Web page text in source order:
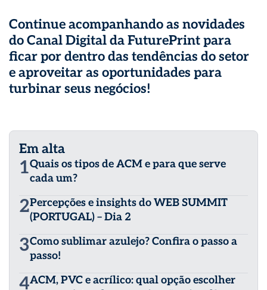
Continue acompanhando as novidades
doCanal Digital da FuturePrintpara
ficar por dentro das tendências do setor
e aproveitar as oportunidades para
turbinar seus negócios!
Em alta
1Quais os tipos de ACM e para que serve
cada um?
2Percepções e insights do WEB SUMMIT
(PORTUGAL) – Dia 2
3Como sublimar azulejo? Confira o passo a
passo!
4ACM, PVC e acrílico: qual opção escolher